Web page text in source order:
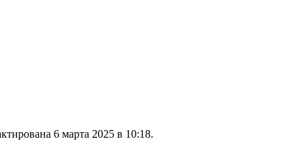
6 марта 2025 в 10:18.